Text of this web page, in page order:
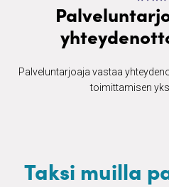
Palveluntarjoaja vastaa
toimittamisen
Taksi muilla